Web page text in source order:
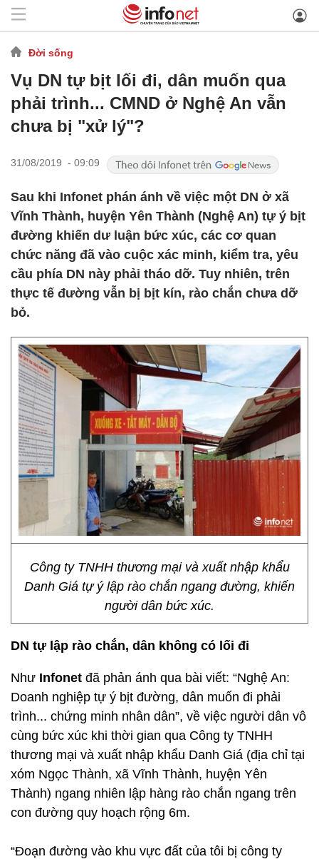
Đời sống
Vụ DN tự bịt lối đi, dân muốn qua
phải trình... CMND ở Nghệ An vẫn
chưa bị "xử lý"?
31/08/2019 - 09:09
Sau khi Infonet phán ánh về việc một DN ở xã
Vĩnh Thành, huyện Yên Thành (Nghệ An) tự ý bịt
đường khiến dư luận bức xúc, các cơ quan
chức năng đã vào cuộc xác minh, kiểm tra, yêu
cầu phía DN này phải tháo dỡ. Tuy nhiên, trên
thực tế đường vẫn bị bịt kín, rào chắn chưa dỡ
bỏ.
Công ty TNHH thương mại và xuất nhập khẩu
Danh Giá tự ý lập rào chắn ngang đường, khiến
người dân bức xúc.
DN tự lập rào chắn, dân không có lối đi
Như Infonet đã phản ánh qua bài viết: “Nghệ An:
Doanh nghiệp tự ý bịt đường, dân muốn đi phải
trình... chứng minh nhân dân”, về việc người dân vô
cùng bức xúc khi thời gian qua Công ty TNHH
thương mại và xuất nhập khẩu Danh Giá (địa chỉ tại
xóm Ngọc Thành, xã Vĩnh Thành, huyện Yên
Thành) ngang nhiên lập hàng rào chắn ngang trên
con đường quy hoạch rộng 6m.
“Đoạn đường vào khu vực đất của tôi bị công ty